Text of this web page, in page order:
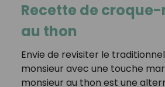
Recette de
au thon
Envie de revisiter le
monsieur avec une touche
monsieur au thon est une